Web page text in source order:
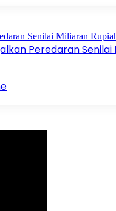
Peredaran Senilai